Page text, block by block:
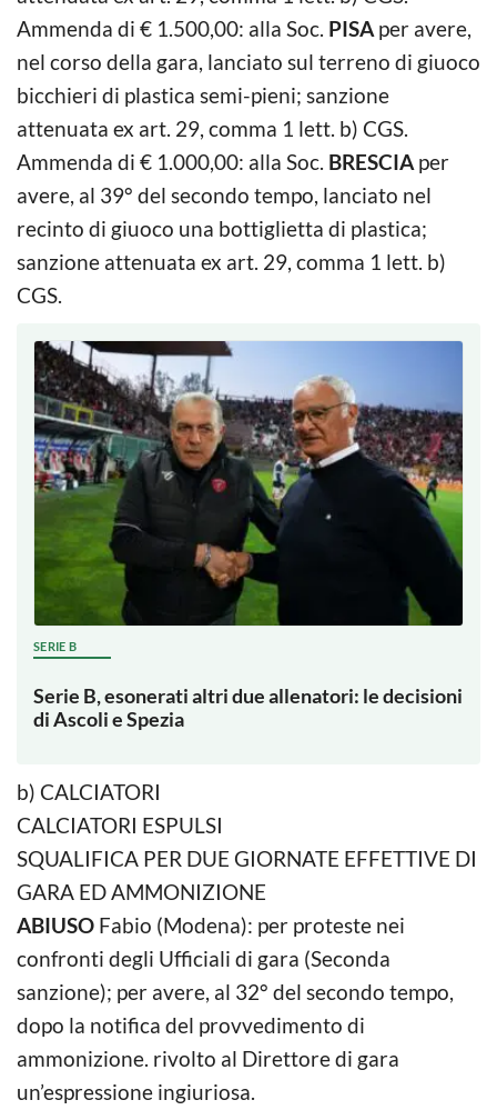
Ammenda di € 1.500,00: alla Soc. PISA per avere,
nel corso della gara, lanciato sul terreno di giuoco
bicchieri di plastica semi-pieni; sanzione
attenuata ex art. 29, comma 1 lett. b) CGS.
Ammenda di € 1.000,00: alla Soc. BRESCIA per
avere, al 39° del secondo tempo, lanciato nel
recinto di giuoco una bottiglietta di plastica;
sanzione attenuata ex art. 29, comma 1 lett. b)
CGS.
SERIE B
Serie B, esonerati altri due allenatori: le decisioni
di Ascoli e Spezia
b) CALCIATORI
CALCIATORI ESPULSI
SQUALIFICA PER DUE GIORNATE EFFETTIVE DI
GARA ED AMMONIZIONE
ABIUSO Fabio (Modena): per proteste nei
confronti degli Ufficiali di gara (Seconda
sanzione); per avere, al 32° del secondo tempo,
dopo la notifica del provvedimento di
ammonizione. rivolto al Direttore di gara
un’espressione ingiuriosa.